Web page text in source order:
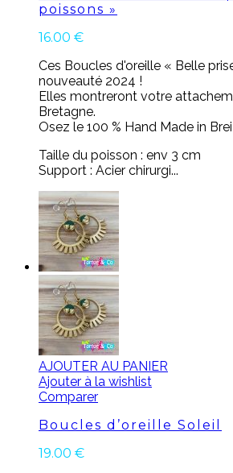
poissons »
16.00 €
Ces Boucles d'oreille « Belle
nouveauté 2024 !
Elles montreront votre
Bretagne.
Osez le 100 % Hand Made in
Taille du poisson : env 3 cm
Support : Acier chirurgi...
AJOUTER AU PANIER
Ajouter à la wishlist
Comparer
Boucles d’oreille Soleil
19.00 €